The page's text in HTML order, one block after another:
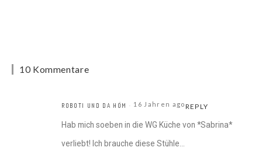
10 Kommentare
ROBOTI UND DA HÖM 16 Jahren agoREPLY
Hab mich soeben in die WG Küche von *Sabrina*
verliebt! Ich brauche diese Stühle…